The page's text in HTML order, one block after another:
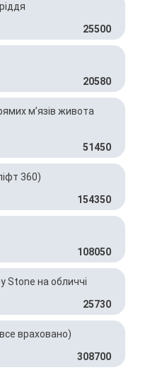
25500
20580
мʼязів живота
51450
360)
154350
108050
Stone на обличчі
25730
враховано)
308700